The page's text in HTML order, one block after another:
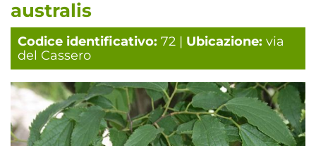
australis
Codice identificativo: 72 | Ubicazione: via
del Cassero